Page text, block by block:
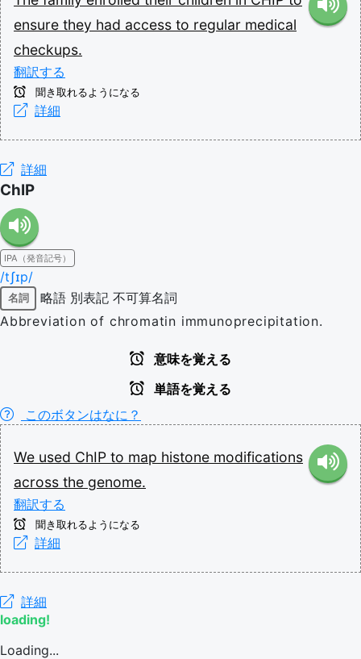
ensure they had access to regular medical
checkups.
翻訳する
聞き取れるようになる
詳細
詳細
ChIP
IPA（発音記号）
/tʃɪp/
名詞 略語 別表記 不可算名詞
Abbreviation of chromatin immunoprecipitation.
意味を覚える
単語を覚える
このボタンはなに？
We used ChIP to map histone modifications
across the genome.
翻訳する
聞き取れるようになる
詳細
詳細
loading!
Loading...